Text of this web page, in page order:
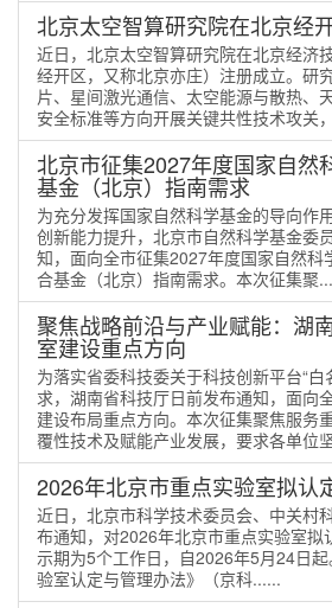
北京太空智算研究院在北京经
近日，北京太空智算研究院在北京经济
经开区，又称北京亦庄）注册成立。研
片、星间激光通信、太空能源与散热、
安全标准等方向开展关键共性技术攻关
北京市征集2027年度国家自然
基金（北京）指南需求
为充分发挥国家自然科学基金的导向作
创新能力提升，北京市自然科学基金委
知，面向全市征集2027年度国家自然科
合基金（北京）指南需求。本次征集聚
聚焦战略前沿与产业赋能：湖
室建设重点方向
为落实省委科技委关于科技创新平台“白
求，湖南省科技厅日前发布通知，面向
建设布局重点方向。本次征集聚焦服务
覆性技术及赋能产业发展，要求各单位
2026年北京市重点实验室拟认
近日，北京市科学技术委员会、中关村
布通知，对2026年北京市重点实验室拟
示期为5个工作日，自2026年5月24日
验室认定与管理办法》（京科......